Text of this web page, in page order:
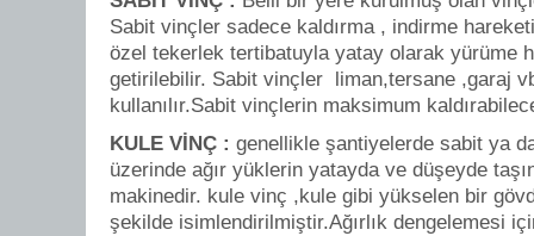
Sabit vinçler sadece kaldırma , indirme
özel tekerlek tertibatuyla yatay olarak yürüme
getirilebilir. Sabit vinçler liman,tersane ,garaj
kullanılır.Sabit vinçlerin maksimum
KULE VİNÇ : genellikle şantiyelerde sabit ya
üzerinde ağır yüklerin yatayda ve düşeyde
makinedir. kule vinç ,kule gibi yükselen bir
şekilde isimlendirilmiştir.Ağırlık dengelemesi